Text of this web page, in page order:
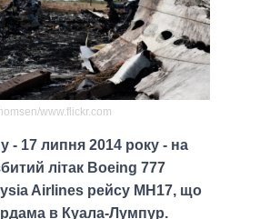
www.flickr.com
- 17 липня 2014 року - на
літак Boeing 777
Airlines рейсу MH17, що
в Куала-Лумпур.